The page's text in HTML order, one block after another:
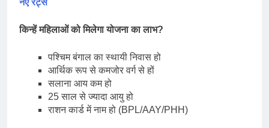
नए रेट्स
किन्हें महिलाओं को मिलेगा योजना का लाभ?
पश्चिम बंगाल का स्थायी निवास हो
आर्थिक रूप से कमजोर वर्ग से हों
सलाना आय कम हो
25 साल से ज्यादा आयु हो
राशन कार्ड में नाम हो (BPL/AAY/PHH)